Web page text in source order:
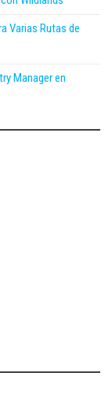
Varias Rutas de
Manager en